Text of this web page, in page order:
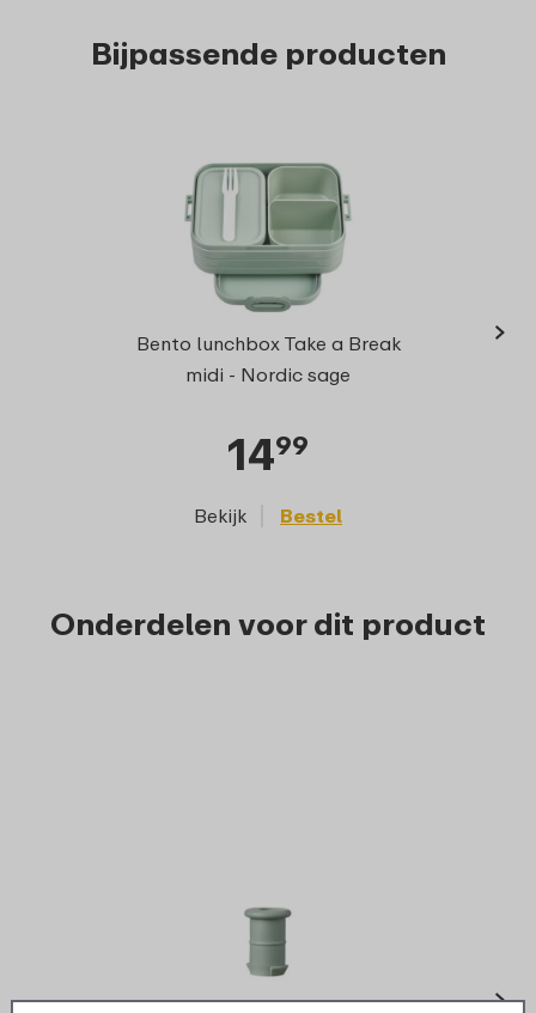
Bijpassende producten
Bento lunchbox Take a Break
midi - Nordic sage
1499
Bekijk Bestel
›
Onderdelen voor dit product
Dop
›